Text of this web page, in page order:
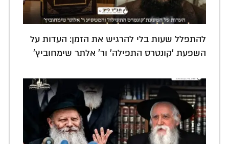
להתפלל שעות בלי להרגיש את הזמן: העדות על
השפעת 'קונטרס התפילה' ור' אלתר שימחוביץ'